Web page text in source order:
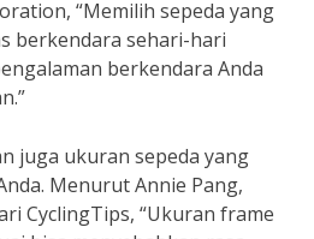
“Memilih sepeda yang
berkendara sehari-hari
berkendara Anda
juga ukuran sepeda yang
Menurut Annie Pang,
CyclingTips, “Ukuran frame